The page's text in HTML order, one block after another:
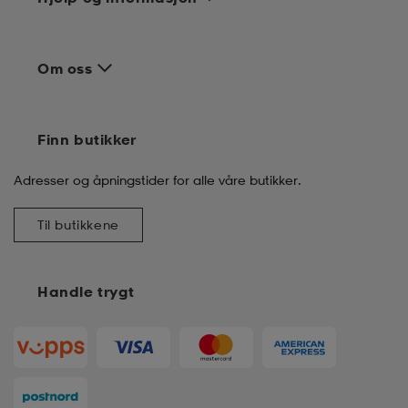
Om oss
Handle trygt
Finn butikker
Adresser og åpningstider for alle våre butikker.
Til butikkene